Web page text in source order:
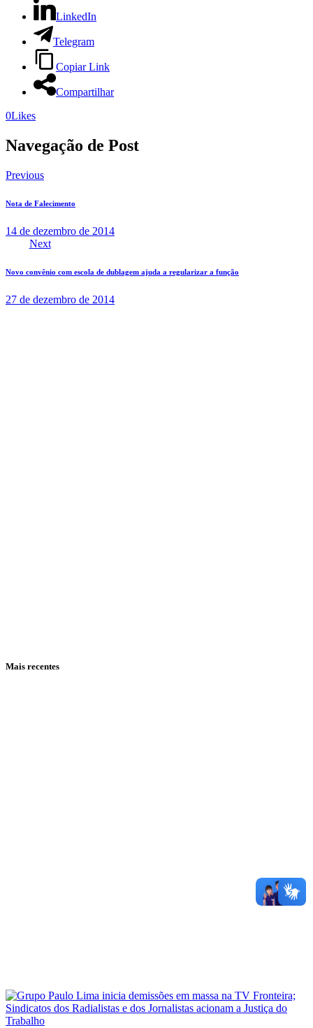
LinkedIn
Telegram
Copiar Link
Compartilhar
0Likes
Navegação de Post
Previous
Nota de Falecimento
14 de dezembro de 2014
Next
Novo convênio com escola de dublagem ajuda a regularizar a função
27 de dezembro de 2014
Mais recentes